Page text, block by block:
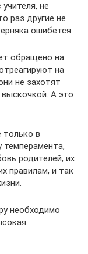
не
раз другие не
ошибется.
обращено на
на
не захотят
А это
только в
темперамента,
родителей, их
правилам, и так
необходимо